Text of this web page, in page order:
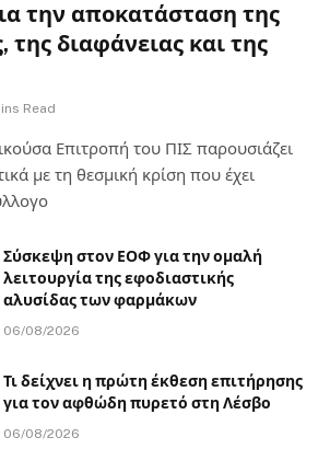
την αποκατάσταση της
της διαφάνειας και της
Read
Επιτροπή του ΠΙΣ παρουσιάζει
με τη θεσμική κρίση που έχει
Σύσκεψη στον ΕΟΦ για την ομαλή
λειτουργία της εφοδιαστικής
αλυσίδας των φαρμάκων
06/08/2026
Τι δείχνει η πρώτη έκθεση επιτήρησης
για τον αφθώδη πυρετό στη Λέσβο
06/08/2026